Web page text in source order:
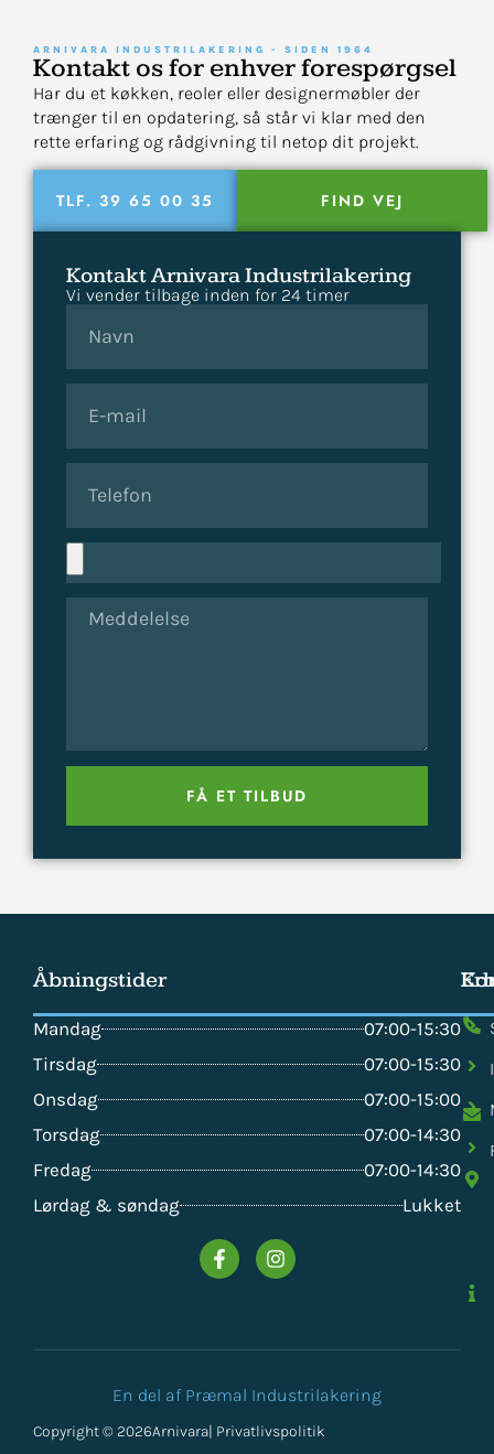
ARNIVARA INDUSTRILAKERING - SIDEN 1964
Kontakt os for enhver forespørgsel
Har du et køkken, reoler eller designermøbler der
trænger til en opdatering, så står vi klar med den
rette erfaring og rådgivning til netop dit projekt.
TLF. 39 65 00 35 FIND VEJ
Kontakt Arnivara Industrilakering
Vi vender tilbage inden for 24 timer
FÅ ET TILBUD
Åbningstider
Mandag
07:00-15:30
Tirsdag
07:00-15:30
Onsdag
07:00-15:00
Torsdag
07:00-14:30
Fredag
07:00-14:30
Lørdag & søndag
Lukket
En del af Præmal Industrilakering
Copyright © 2026Arnivara| Privatlivspolitik